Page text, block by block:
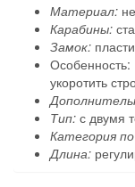
Материал:
Карабины:
Замок:
Особенность:
укоротить
Тип: с двумя
Категория
Длина: